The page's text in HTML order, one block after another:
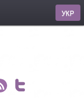
МЕНЮ
УКР